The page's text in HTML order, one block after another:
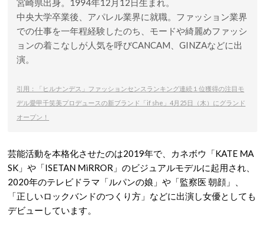
宮崎県出身。1994年12月12日生まれ。
中央大学卒業後、アパレル業界に就職。ファッション業界
での仕事を一年程経験したのち、モードや綺麗めファッシ
ョンの着こなしが人気を呼びCANCAM、GINZAなどに出
演。
引用：
「ヒルナンデス」ファッションセンスランキング連続１位獲得の注目モ
デル愛甲千笑美プロデュースの新ブランド「if she」4月25日（木）にグランド
オープン！
芸能活動を本格化させたのは2019年で、カネボウ「KATE MA
SK」や「ISETAN MiRROR」のビジュアルモデルに起用され、
2020年のテレビドラマ「ルパンの娘」や「監察医 朝顔」、
「正しいロックバンドのつくり方」などに出演し女優としても
デビューしています。